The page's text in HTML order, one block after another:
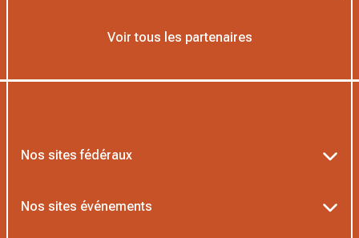
Voir tous les partenaires
Nos sites fédéraux
Nos sites événements